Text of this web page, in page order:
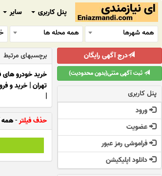
پنل کاربری سایر
همه شهرها
همه محله ها
برچسبهای مرتبط
خرید خودرو
تهران|خرید و
|
حذف فیلتر-همه
درج آگهی رایگان
ثبت آگهی متنی(بدون محدودیت)
پنل کاربری
ورود
عضویت
فراموشی رمز عبور
دانلود اپلیکیشن